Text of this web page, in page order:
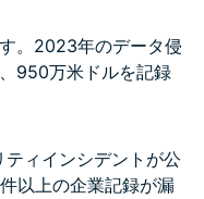
。2023年のデータ侵
950万米ドルを記録
ィインシデントが公
以上の企業記録が漏